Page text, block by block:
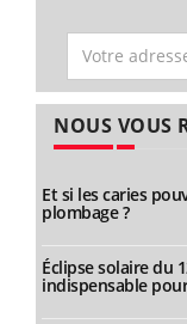
NOUS VOUS
Et si les caries
plombage ?
Éclipse solaire du
indispensable